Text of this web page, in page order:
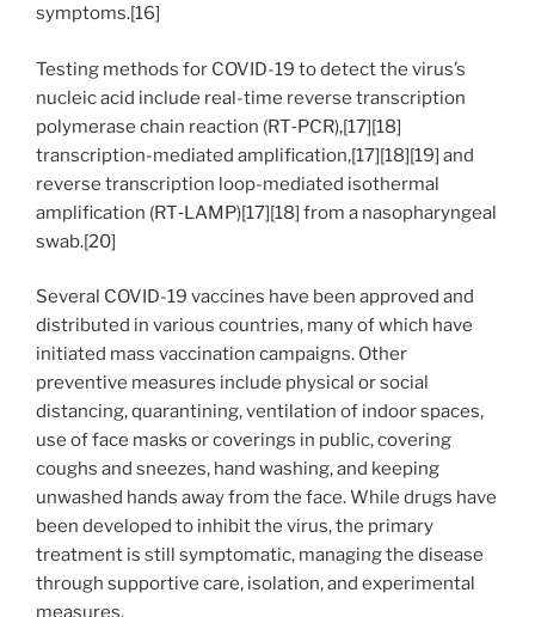
symptoms.[16]
Testing methods for COVID-19 to detect the virus’s
nucleic acid include real-time reverse transcription
polymerase chain reaction (RT‑PCR),[17][18]
transcription-mediated amplification,[17][18][19] and
reverse transcription loop-mediated isothermal
amplification (RT‑LAMP)[17][18] from a nasopharyngeal
swab.[20]
Several COVID-19 vaccines have been approved and
distributed in various countries, many of which have
initiated mass vaccination campaigns. Other
preventive measures include physical or social
distancing, quarantining, ventilation of indoor spaces,
use of face masks or coverings in public, covering
coughs and sneezes, hand washing, and keeping
unwashed hands away from the face. While drugs have
been developed to inhibit the virus, the primary
treatment is still symptomatic, managing the disease
through supportive care, isolation, and experimental
measures.